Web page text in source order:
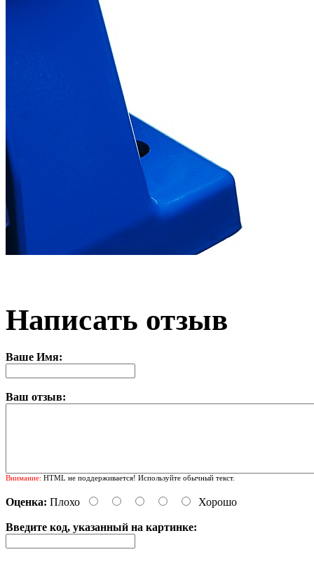
Написать отзыв
Ваше Имя:
Ваш отзыв:
Внимание: HTML не поддерживается! Используйте обычный текст.
Оценка: Плохо Хорошо
Введите код, указанный на картинке: